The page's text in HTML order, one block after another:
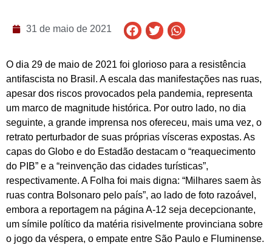
31 de maio de 2021
O dia 29 de maio de 2021 foi glorioso para a resistência
antifascista no Brasil. A escala das manifestações nas ruas,
apesar dos riscos provocados pela pandemia, representa
um marco de magnitude histórica. Por outro lado, no dia
seguinte, a grande imprensa nos ofereceu, mais uma vez, o
retrato perturbador de suas próprias vísceras expostas. As
capas do Globo e do Estadão destacam o “reaquecimento
do PIB” e a “reinvenção das cidades turísticas”,
respectivamente. A Folha foi mais digna: “Milhares saem às
ruas contra Bolsonaro pelo país”, ao lado de foto razoável,
embora a reportagem na página A-12 seja decepcionante,
um símile político da matéria risivelmente provinciana sobre
o jogo da véspera, o empate entre São Paulo e Fluminense.